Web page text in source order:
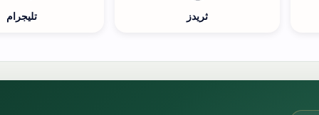
ثريدز تليجرام